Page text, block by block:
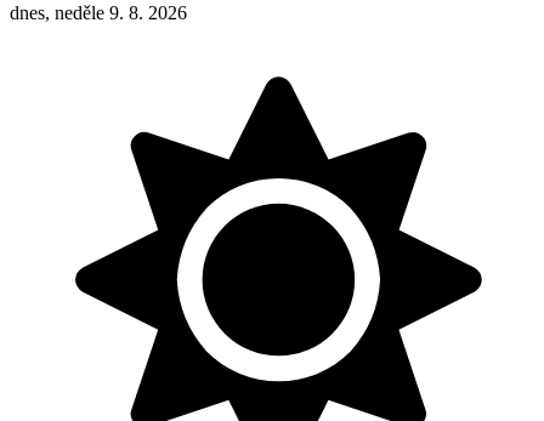
dnes, neděle 9. 8. 2026